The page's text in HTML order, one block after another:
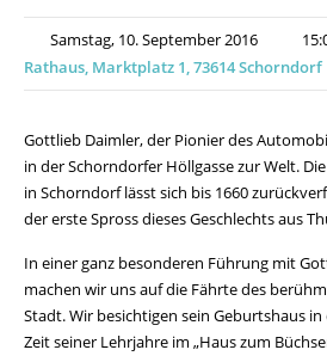
Samstag, 10. September 2016
Rathaus, Marktplatz 1, 73614 Schorndorf
Gottlieb Daimler, der Pionier des
in der Schorndorfer Höllgasse zur Welt.
in Schorndorf lässt sich bis 1660
der erste Spross dieses Geschlechts aus
In einer ganz besonderen Führung mit
machen wir uns auf die Fährte des
Stadt. Wir besichtigen sein Geburtshaus
Zeit seiner Lehrjahre im „Haus zum